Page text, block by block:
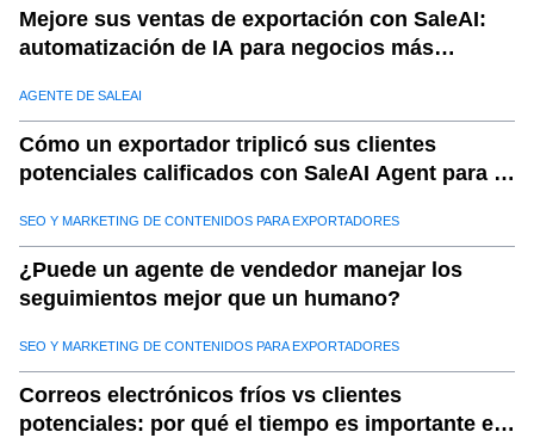
Mejore sus ventas de exportación con SaleAI:
automatización de IA para negocios más
AGENTE DE SALEAI
Cómo un exportador triplicó sus clientes
potenciales calificados con SaleAI Agent para la
SEO Y MARKETING DE CONTENIDOS PARA EXPORTADORES
¿Puede un agente de vendedor manejar los
seguimientos mejor que un humano?
SEO Y MARKETING DE CONTENIDOS PARA EXPORTADORES
Correos electrónicos fríos vs clientes
potenciales: por qué el tiempo es importante en